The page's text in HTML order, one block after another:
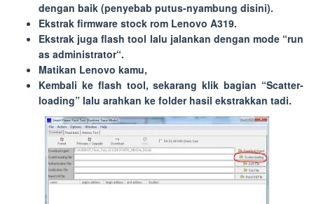
dengan baik (penyebab putus-nyambung disini).
Ekstrak firmware stock rom Lenovo A319.
Ekstrak juga flash tool lalu jalankan dengan mode “run
as administrator“.
Matikan Lenovo kamu,
Kembali ke flash tool, sekarang klik bagian “Scatter-
loading” lalu arahkan ke folder hasil ekstrakkan tadi.